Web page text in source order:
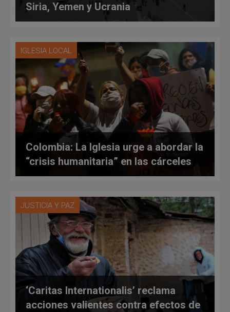
Siria, Yemen y Ucrania
IGLESIA LOCAL
Colombia: La Iglesia urge a abordar la
“crisis humanitaria” en las cárceles
JUSTICIA Y PAZ
‘Caritas Internationalis’ reclama
acciones valientes contra efectos de